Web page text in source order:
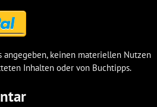
angegeben, keinen materiellen Nutzen
Inhalten oder von Buchtipps.